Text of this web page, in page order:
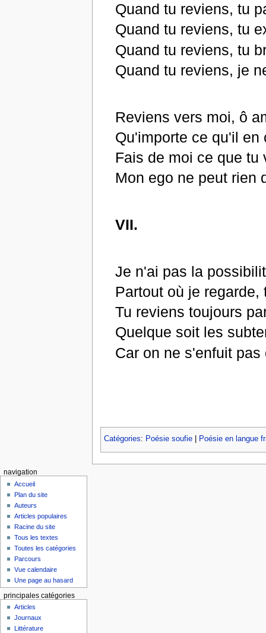
Quand tu reviens, tu
Quand tu reviens, tu
Quand tu reviens, tu
Quand tu reviens, je
Reviens vers moi, ô
Qu'importe ce qu'il en
Fais de moi ce que tu
Mon ego ne peut rien
VII.
Je n'ai pas la
Partout où je regarde,
Tu reviens toujours
Quelque soit les
Car on ne s'enfuit pas
Catégories: Poésie soufie| Poésie en langue
navigation
Accueil
Plan du site
Auteurs
Articles populaires
Racine du site
Tous les textes
Toutes les catégories
Parcours
Vue calendaire
Une page au hasard
principales catégories
Articles
Journaux
Littérature